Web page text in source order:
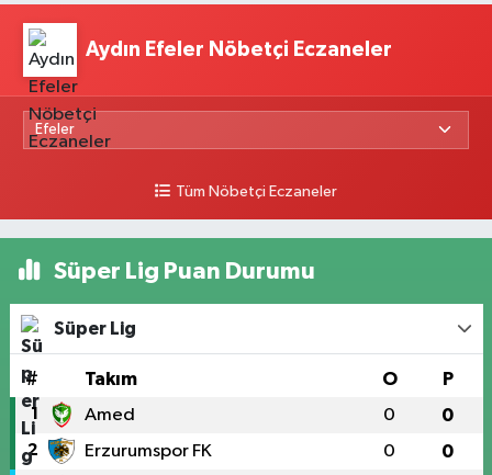
Aydın Efeler Nöbetçi Eczaneler
Tüm Nöbetçi Eczaneler
Süper Lig Puan Durumu
Süper Lig
# Takım O P
1 Amed 0 0
2 Erzurumspor FK 0 0